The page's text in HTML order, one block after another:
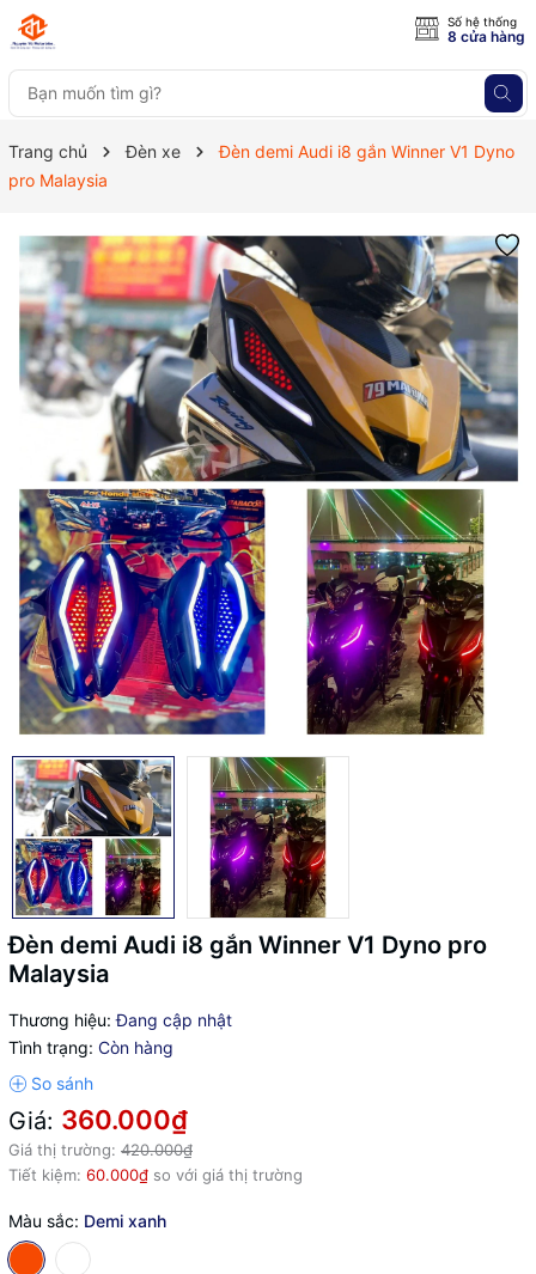
Số hệ thống
8 cửa hàng
Trang chủ Đèn xe
Đèn demi Audi i8 gắn Winner V1 Dyno
pro Malaysia
Đèn demi Audi i8 gắn Winner V1 Dyno pro
Malaysia
Thương hiệu: Đang cập nhật
Tình trạng: Còn hàng
Giá: 360.000₫
Giá thị trường: 420.000₫
Tiết kiệm: 60.000₫ so với giá thị trường
Màu sắc: Demi xanh